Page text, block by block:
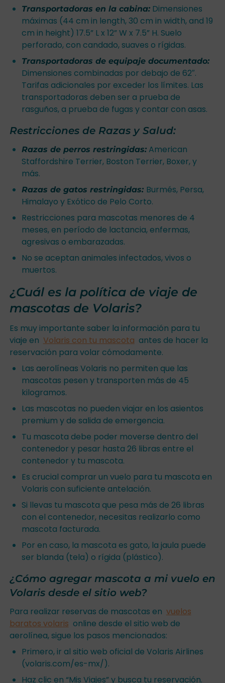
Transportadoras en la cabina:Dimensiones
máximas (44 cm in length, 30 cm in width, and 19
cm in height) 17.5” L x 12” W x 7.5” H. Suelo
perforado, con candado, suaves o rígidas.
Transportadoras de equipaje documentado:
Dimensiones combinadas por debajo de 62″.
Tarifas adicionales por exceder los límites. Las
transportadoras deben ser a prueba de
rasguños, a prueba de fugas y contar con asas.
Restricciones de Razas y Salud:
Razas de perros restringidas:American
Staffordshire Terrier, Boston Terrier, Boxer, y
más.
Razas de gatos restringidas: Burmés, Persa,
Himalayo y Exótico de Pelo Corto.
Restricciones para mascotas menores de 4
meses, en período de lactancia, enfermas,
agresivas o embarazadas.
No se aceptan animales infectados, vivos o
muertos.
¿Cuál es la política de viaje de
mascotas de Volaris?
Es muy importante saber la información para tu
viaje en Volaris con tu mascota antes de hacer la
reservación para volar cómodamente.
Las aerolíneas Volaris no permiten que las
mascotas pesen y transporten más de 45
kilogramos.
Las mascotas no pueden viajar en los asientos
premium y de salida de emergencia.
Tu mascota debe poder moverse dentro del
contenedor y pesar hasta 26 libras entre el
contenedor y tu mascota.
Es crucial comprar un vuelo para tu mascota en
Volaris con suficiente antelación.
Si llevas tu mascota que pesa más de 26 libras
con el contenedor, necesitas realizarlo como
mascota facturada.
Por en caso, la mascota es gato, la jaula puede
ser blanda (tela) o rígida (plástico).
¿Cómo agregar mascota a mi vuelo en
Volaris desde el sitio web?
Para realizar reservas de mascotas en vuelos
baratos volaris online desde el sitio web de
aerolínea, sigue los pasos mencionados:
Primero, ir al sitio web oficial de Volaris Airlines
(volaris.com/es-mx/).
Haz clic en “Mis Viajes” y busca tu reservación.